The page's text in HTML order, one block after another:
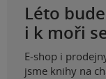
Léto
i k moři
E-shop i
jsme knihy na